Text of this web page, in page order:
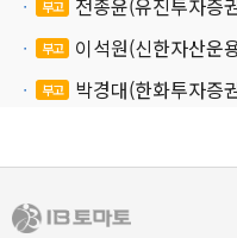
부고 전종윤(유진투자증
부고 이석원(신한자산운
부고 박경대(한화투자증